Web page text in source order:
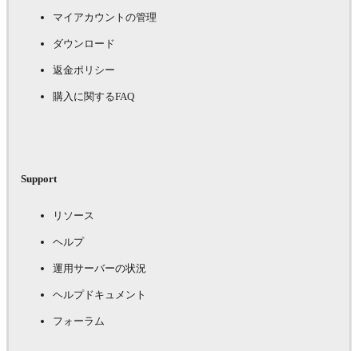
マイアカウントの管理
ダウンロード
返金ポリシー
購入に関するFAQ
Support
リソース
ヘルプ
運用サーバーの状況
ヘルプドキュメント
フォーラム